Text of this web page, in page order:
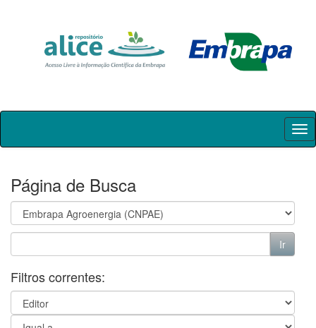
Skip
Página de Busca
Filtros correntes: